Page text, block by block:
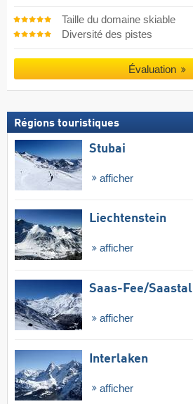
Taille du domaine skiable
Diversité des pistes
Évaluation
Régions touristiques
Stubai
afficher
Liechtenstein
afficher
Saas-Fee/​Saastal
afficher
Interlaken
afficher